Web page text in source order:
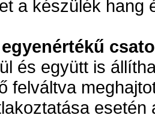
a készülék hang
és együtt is
felváltva
esetén